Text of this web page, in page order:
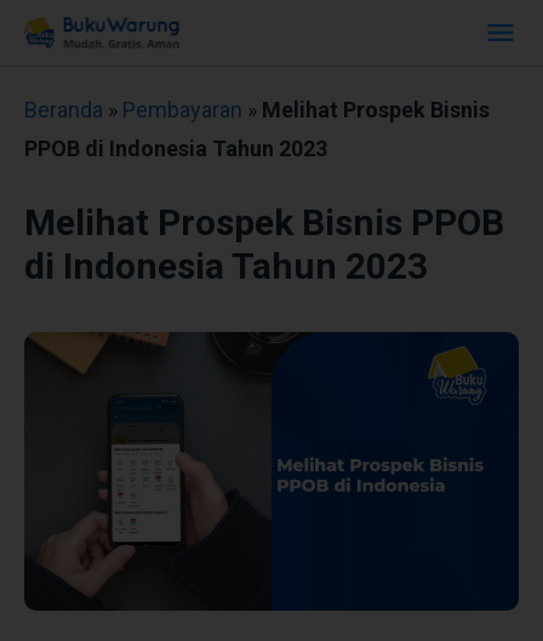
Beranda » Pembayaran » Melihat Prospek Bisnis
PPOB di Indonesia Tahun 2023
Melihat Prospek Bisnis PPOB
di Indonesia Tahun 2023